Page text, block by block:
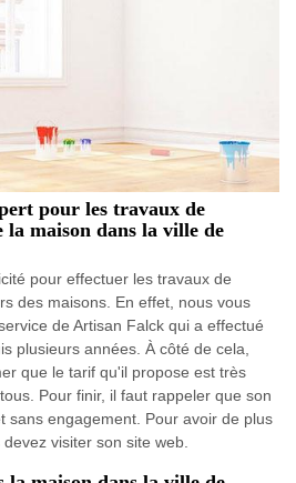
pour les travaux de
maison dans la ville de
pour effectuer les travaux de
des maisons. En effet, nous vous
de Artisan Falck qui a effectué
plusieurs années. À côté de cela,
que le tarif qu'il propose est très
Pour finir, il faut rappeler que son
sans engagement. Pour avoir de plus
visiter son site web.